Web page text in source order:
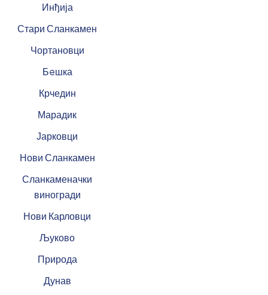
Инђија
Стари Сланкамен
Чортановци
Бeшка
Крчедин
Марадик
Јарковци
Нови Сланкамен
Сланкаменачки
виногради
Нови Карловци
Љуково
Природа
Дунав